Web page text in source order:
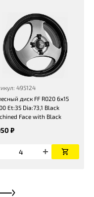
495124
диск FF R020 6x15
Et:35 Dia:73,1 Black
Face with Black
₽